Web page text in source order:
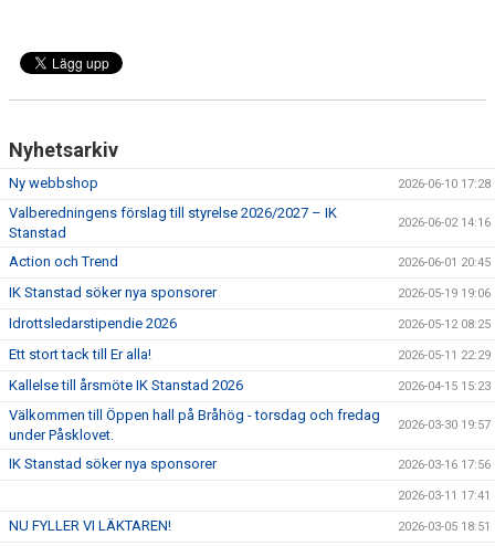
Nyhetsarkiv
Ny webbshop 2026-06-10 17:28
Valberedningens förslag till styrelse 2026/2027 – IK
Stanstad
2026-06-02 14:16
Action och Trend 2026-06-01 20:45
IK Stanstad söker nya sponsorer 2026-05-19 19:06
Idrottsledarstipendie 2026 2026-05-12 08:25
Ett stort tack till Er alla! 2026-05-11 22:29
Kallelse till årsmöte IK Stanstad 2026 2026-04-15 15:23
Välkommen till Öppen hall på Bråhög - torsdag och fredag
under Påsklovet.
2026-03-30 19:57
IK Stanstad söker nya sponsorer 2026-03-16 17:56
2026-03-11 17:41
NU FYLLER VI LÄKTAREN! 2026-03-05 18:51